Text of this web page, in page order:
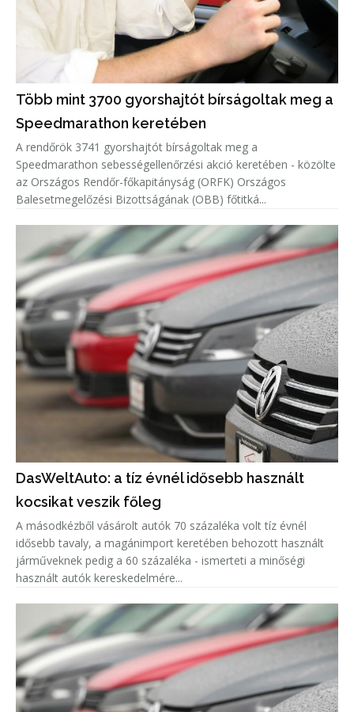
Több mint 3700 gyorshajtót bírságoltak meg a
Speedmarathon keretében
A rendőrök 3741 gyorshajtót bírságoltak meg a
Speedmarathon sebességellenőrzési akció keretében - közölte
az Országos Rendőr-főkapitányság (ORFK) Országos
Balesetmegelőzési Bizottságának (OBB) főtitká...
DasWeltAuto: a tíz évnél idősebb használt
kocsikat veszik főleg
A másodkézből vásárolt autók 70 százaléka volt tíz évnél
idősebb tavaly, a magánimport keretében behozott használt
járműveknek pedig a 60 százaléka - ismerteti a minőségi
használt autók kereskedelmére...